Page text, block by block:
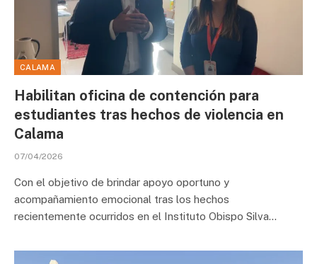
CALAMA
Habilitan oficina de contención para
estudiantes tras hechos de violencia en
Calama
07/04/2026
Con el objetivo de brindar apoyo oportuno y
acompañamiento emocional tras los hechos
recientemente ocurridos en el Instituto Obispo Silva…